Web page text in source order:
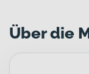
Über die